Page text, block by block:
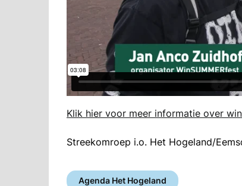
Klik hier voor meer informatie over
Streekomroep i.o. Het Hogeland/
Agenda Het Hogeland